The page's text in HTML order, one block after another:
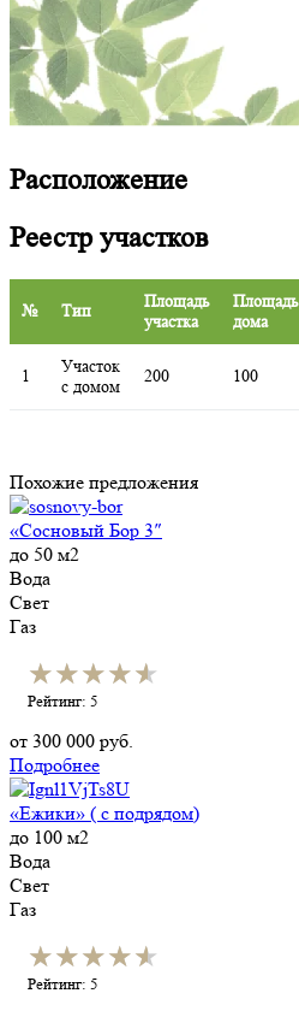
Расположение
Реестр участков
№ Тип
Площадь
участка
Площадь
дома
1
Участок
с домом
200 100
Похожие предложения
«Сосновый Бор 3″
до 50 м2
Вода
Свет
Газ
★★★★★
★★★★★
Рейтинг: 5
от 300 000 руб.
Подробнее
«Ежики» ( с подрядом)
до 100 м2
Вода
Свет
Газ
★★★★★
★★★★★
Рейтинг: 5